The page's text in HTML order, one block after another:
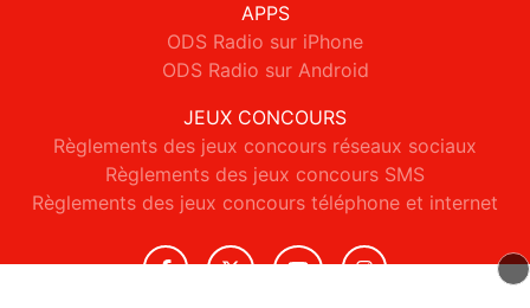
APPS
ODS Radio sur iPhone
ODS Radio sur Android
JEUX CONCOURS
Règlements des jeux concours réseaux sociaux
Règlements des jeux concours SMS
Règlements des jeux concours téléphone et internet